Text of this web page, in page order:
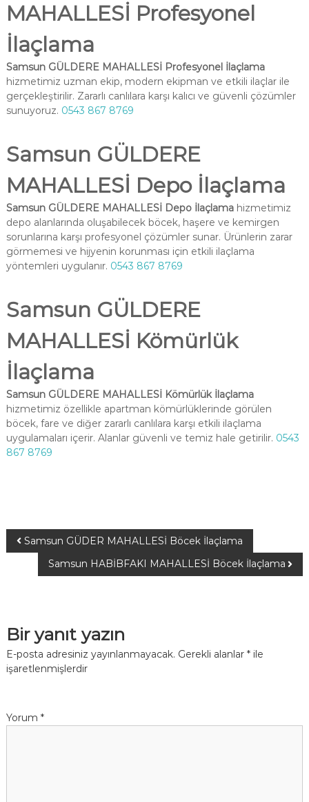
MAHALLESİ Profesyonel
İlaçlama
Samsun GÜLDERE MAHALLESİ Profesyonel İlaçlama
hizmetimiz uzman ekip, modern ekipman ve etkili ilaçlar ile
gerçekleştirilir. Zararlı canlılara karşı kalıcı ve güvenli çözümler
sunuyoruz. 0543 867 8769
Samsun GÜLDERE
MAHALLESİ Depo İlaçlama
Samsun GÜLDERE MAHALLESİ Depo İlaçlamahizmetimiz
depo alanlarında oluşabilecek böcek, haşere ve kemirgen
sorunlarına karşı profesyonel çözümler sunar. Ürünlerin zarar
görmemesi ve hijyenin korunması için etkili ilaçlama
yöntemleri uygulanır. 0543 867 8769
Samsun GÜLDERE
MAHALLESİ Kömürlük
İlaçlama
Samsun GÜLDERE MAHALLESİ Kömürlük İlaçlama
hizmetimiz özellikle apartman kömürlüklerinde görülen
böcek, fare ve diğer zararlı canlılara karşı etkili ilaçlama
uygulamaları içerir. Alanlar güvenli ve temiz hale getirilir. 0543
867 8769
Samsun GÜDER MAHALLESİ Böcek İlaçlama
Samsun HABİBFAKI MAHALLESİ Böcek İlaçlama
Bir yanıt yazın
E-posta adresiniz yayınlanmayacak. Gerekli alanlar *ile
işaretlenmişlerdir
Yorum *